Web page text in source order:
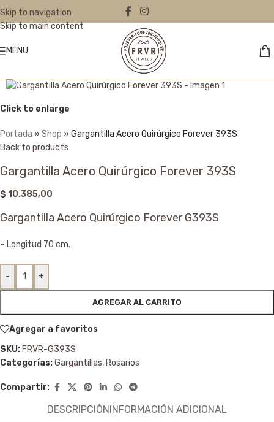
Skip to navigation
Skip to main content
MENU
Click to enlarge
Portada » Shop » Gargantilla Acero Quirúrgico Forever 393S
Back to products
Gargantilla Acero Quirúrgico Forever 393S
$ 10.385,00
Gargantilla Acero Quirúrgico Forever G393S
– Longitud 70 cm.
- +
AGREGAR AL CARRITO
Agregar a favoritos
SKU: FRVR-G393S
Categorías:Gargantillas, Rosarios
Compartir:
DESCRIPCIÓNINFORMACIÓN ADICIONAL